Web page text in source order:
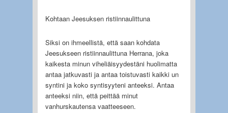
Kohtaan Jeesuksen ristiinnaulittuna
Siksi on ihmeellistä, että saan kohdata
Jeesukseen ristiinnaulittuna Herrana, joka
kaikesta minun viheliäisyydestäni huolimatta
antaa jatkuvasti ja antaa toistuvasti kaikki un
syntini ja koko syntisyyteni anteeksi. Antaa
anteeksi niin, että peittää minut
vanhurskautensa vaatteeseen.